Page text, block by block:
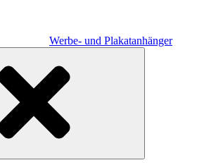
Werbe- und Plakatanhänger